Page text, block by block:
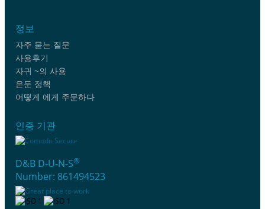
정보
자주 묻는 질문
사용후기
자귀 ~의 사용
은둔 정책
어떻게 에게 주문하다
인증 기관
D&B D-U-N-S®
Number: 861494523